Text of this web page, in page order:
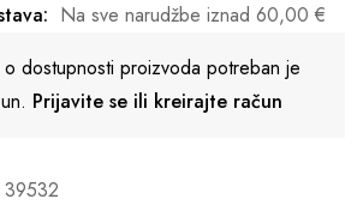
Na sve narudžbe iznad 60,00 €
dostupnosti proizvoda potreban je
Prijavite se ili kreirajte račun
39532